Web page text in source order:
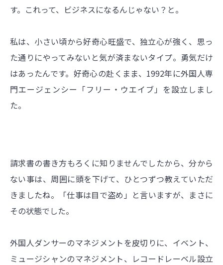
す。これって、ビジネスになるんじゃない？と。
私は、小さい頃から好奇心旺盛で、独立心が強く、思っ
た通りにやってみないと気が済まないタイプ。勇気だけ
はあったんです。好奇心の赴くまま、1992年に外国人専
門エージェンシー「フリー・ウエイブ」を設立しまし
た。
請求書の書き方もろくに知りませんでしたから、分から
ない事は、周囲に頭を下げて、ひとつずつ教えていただ
きましたね。「仕事は目で盗め」と言いますが、まさに
その状態でした。
外国人ダンサーのマネジメントを皮切りに、イベント、
ミュージシャンのマネジメント、レコードレーベル設立